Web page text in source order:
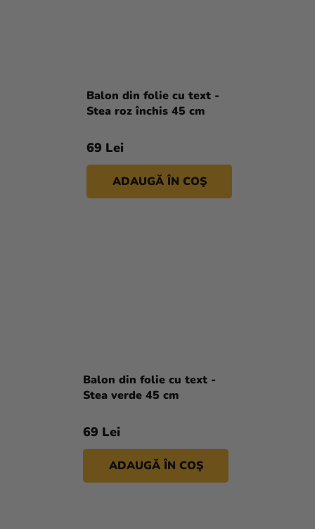
Balon din folie cu text -
Stea roz închis 45 cm
69 Lei
ADAUGĂ ÎN COŞ
Balon din folie cu text -
Stea verde 45 cm
69 Lei
ADAUGĂ ÎN COŞ